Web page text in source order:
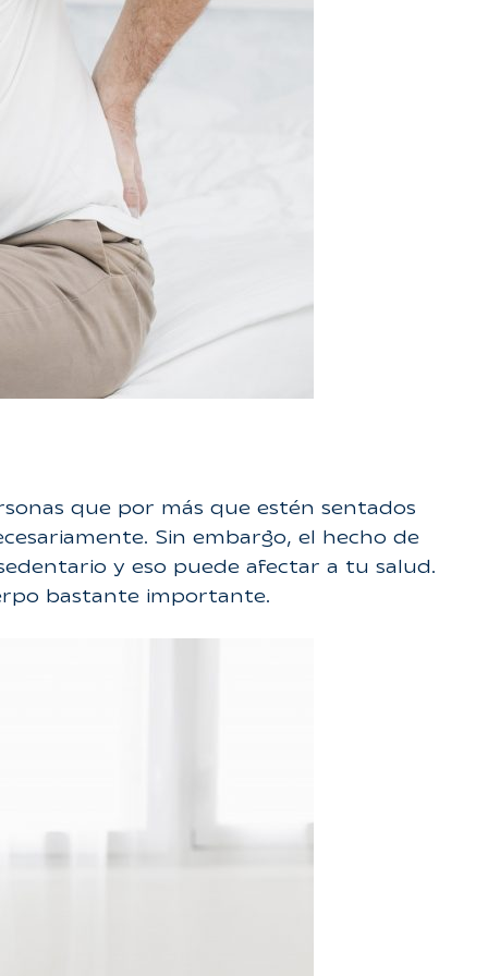
que por más que estén sentados
Sin embargo, el hecho de
y eso puede afectar a tu salud.
bastante importante.